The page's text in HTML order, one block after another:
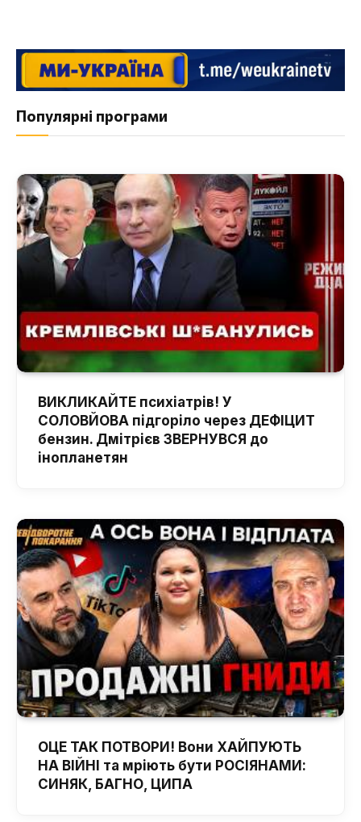
Популярні програми
ВИКЛИКАЙТЕ психіатрів! У
СОЛОВЙОВА підгоріло через ДЕФІЦИТ
бензин. Дмітрієв ЗВЕРНУВСЯ до
інопланетян
ОЦЕ ТАК ПОТВОРИ! Вони ХАЙПУЮТЬ
НА ВІЙНІ та мріють бути РОСІЯНАМИ:
СИНЯК, БАГНО, ЦИПА